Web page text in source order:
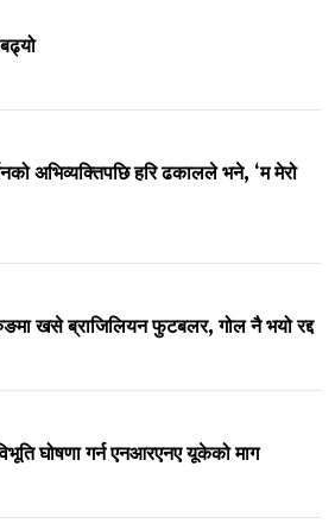
अभिव्यक्तिपछि हरि ढकालले भने, ‘म मेरो
खसे ब्राजिलियन फुटबलर, गोल नै भयो रद्द
विभूति घोषणा गर्न एनआरएनए यूकेको माग